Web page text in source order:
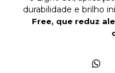
durabilidade e brilho
Free, que reduz